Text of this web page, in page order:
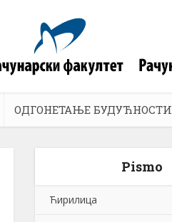
ОДГОНЕТАЊЕ БУДУЋНОСТИ
Pismo
Ћирилица